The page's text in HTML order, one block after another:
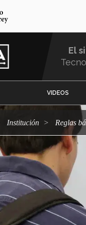
El
VIDEOS
Institución Reglas